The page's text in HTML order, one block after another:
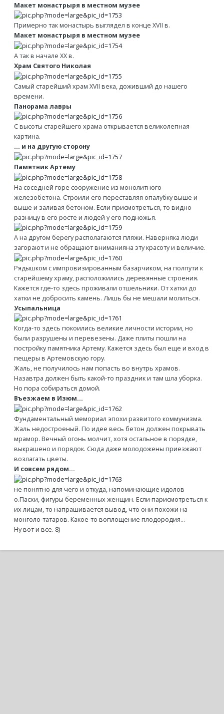
Макет монастрыря в местном музее
Примерно так монастырь выглядел в конце ХVII в.
Макет монастрыря в местном музее
А так в начале ХХ в.
Храм Святого Николая
Самый старейший храм XVII века, доживший до нашего
времени.
Панорама лавры
С высоты старейшего храма открывается великолепная
картина.
... и на другую сторону
Памятник Артему
На соседней горе сооружение из монолитного
железобетона. Строили его переставляя опалубку выше и
выше и заливая бетоном. Если присмотреться, то видно
разницу в его росте и людей у его подножья.
А на другом берегу располагаются пляжи. Наверняка люди
загорают и не обращают вниманияна эту красоту и величие.
Рядышком с импровизированным базарчиком, на полпути к
старейшему храму, расположились деревянные строения.
Кажется где-то здесь проживали отшельники. От хатки до
хатки не добросить камень. Лишь бы не мешали молиться.
Усыпальница
Когда-то здесь покоились великие личности истории, но
были разрушены и перевезены. Даже плиты пошли на
постройку памятника Артему. Кажется здесь был еще и вход в
пещеры в Артемовскую гору.
Жаль, не получилось нам попасть во внутрь храмов.
Назавтра должен быть какой-то праздник и там шла уборка.
Но пора собираться домой.
Въезжаем в Изюм...
Фундаментальный мемориал эпохи развитого коммунизма.
Жаль недостроеный. По идее весь бетон должен покрывать
мрамор. Вечный огонь молчит, хотя остальное в порядке,
выкрашено и порядок. Сюда даже молодожены приезжают
возлагать цветы.
И совсем рядом...
не понятно для чего и откуда, напоминающие идолов
о.Пасхи, фигуры беременных женщин. Если парисмотреться к
их лицам, то напрашивается вывод, что они похожи на
монголо-татаров. Какое-то воплощение плодородия...
Ну вот и все. 8)